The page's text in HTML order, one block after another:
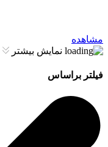
مشاهده
نمایش بیشتر
فیلتر براساس